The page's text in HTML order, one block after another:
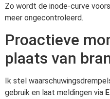
Zo wordt de inode-curve
meer ongecontroleerd.
Proactieve
plaats van
Ik stel
gebruik en laat meldingen via